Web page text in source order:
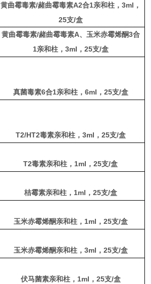
黄曲霉毒素/赭曲霉毒素A2合1亲和柱， 3ml ，
25支/盒
黄曲霉毒素/赭曲霉毒素A、玉米赤霉烯酮3合
1亲和柱， 3ml ， 25支/盒
真菌毒素6合1亲和柱， 6ml ， 25支/盒
T2/HT2毒素亲和柱， 3ml ， 25支/盒
T2毒素亲和柱， 1ml ，25支/盒
桔霉素亲和柱， 1ml ， 25支/盒
玉米赤霉烯酮亲和柱， 1ml ， 25支/盒
玉米赤霉烯酮亲和柱， 3ml ， 25支/盒
伏马菌素亲和柱， 1ml ， 25支/盒